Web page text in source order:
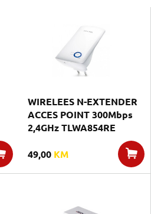
WIRELEES N-EXTENDER
ACCES POINT 300Mbps
2,4GHz TLWA854RE
49,00 KM